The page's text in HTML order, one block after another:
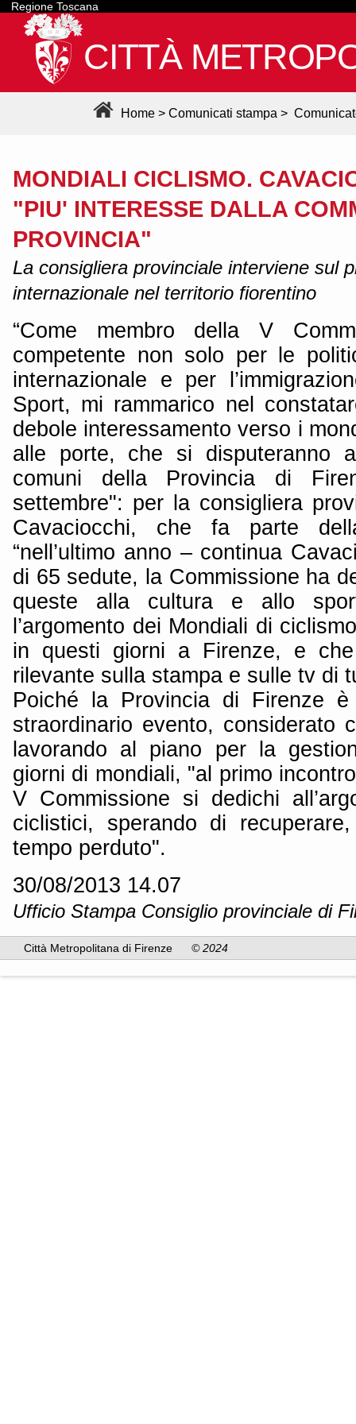
Regione Toscana
CITTÀ
Home > Comunicati stampa >
MONDIALI CICLISMO.
"PIU' INTERESSE DALLA
PROVINCIA"
La consigliera provinciale interviene sul
internazionale nel territorio fiorentino
“Come membro della V
competente non solo per le
internazionale e per
Sport, mi rammarico nel
debole interessamento verso i
alle porte, che si disputeranno
comuni della Provincia di
settembre": per la consigliera
Cavaciocchi, che fa parte
“nell’ultimo anno – continua
di 65 sedute, la Commissione ha
queste alla cultura e allo
l’argomento dei Mondiali di
in questi giorni a Firenze, e che
rilevante sulla stampa e sulle tv di
Poiché la Provincia di Firenze
straordinario evento, considerato
lavorando al piano per la
giorni di mondiali, "al primo
V Commissione si dedichi
ciclistici, sperando di
tempo perduto".
30/08/2013 14.07
Ufficio Stampa Consiglio provinciale di
Città Metropolitana di Firenze © 2024